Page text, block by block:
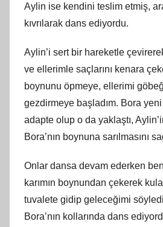
Aylin ise kendini teslim etmiş,
kıvrılarak dans ediyordu.
Aylin’i sert bir hareketle
ve ellerimle saçlarını kenara
boynunu öpmeye, ellerimi
gezdirmeye başladım. Bora
adapte olup o da yaklaştı,
Bora’nın boynuna sarılmasını
Onlar dansa devam ederken ben
karımın boynundan çekerek
tuvalete gidip geleceğimi
Bora’nın kollarında dans